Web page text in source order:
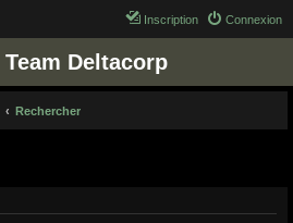
Connexion
Inscription
Deltacorp
Rechercher